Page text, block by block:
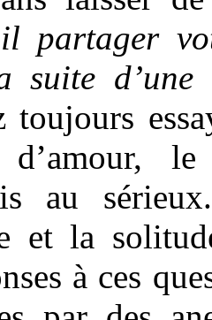
partager
suite d’une
toujours
au
et la
à ces